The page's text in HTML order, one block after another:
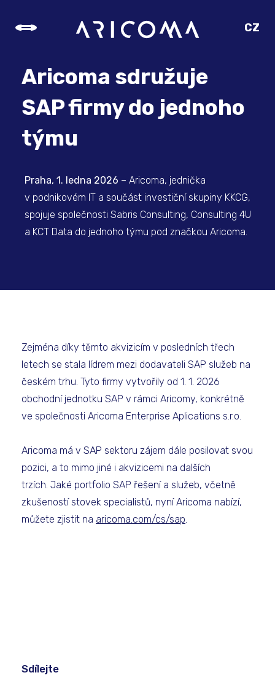
CZ
Aricoma sdružuje
SAP firmy do jednoho
týmu
Praha, 1. ledna 2026 – Aricoma, jednička
v podnikovém IT a součást investiční skupiny KKCG,
spojuje společnosti Sabris Consulting, Consulting 4U
a KCT Data do jednoho týmu pod značkou Aricoma.
Zejména díky těmto akvizicím v posledních třech
letech se stala lídrem mezi dodavateli SAP služeb na
českém trhu. Tyto firmy vytvořily od 1. 1. 2026
obchodní jednotku SAP v rámci Aricomy, konkrétně
ve společnosti Aricoma Enterprise Aplications s.r.o.
Aricoma má v SAP sektoru zájem dále posilovat svou
pozici, a to mimo jiné i akvizicemi na dalších
trzích. Jaké portfolio SAP řešení a služeb, včetně
zkušeností stovek specialistů, nyní Aricoma nabízí,
můžete zjistit na aricoma.com/cs/sap.
Sdílejte